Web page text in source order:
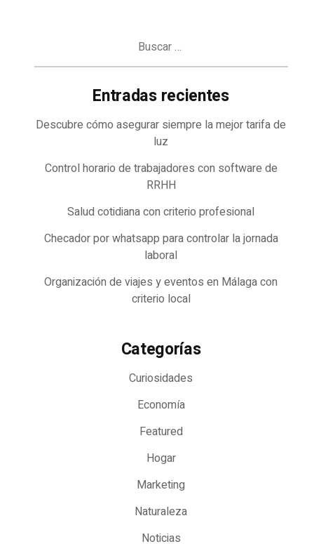
Entradas recientes
Descubre cómo asegurar siempre la mejor tarifa de
luz
Control horario de trabajadores con software de
RRHH
Salud cotidiana con criterio profesional
Checador por whatsapp para controlar la jornada
laboral
Organización de viajes y eventos en Málaga con
criterio local
Categorías
Curiosidades
Economía
Featured
Hogar
Marketing
Naturaleza
Noticias